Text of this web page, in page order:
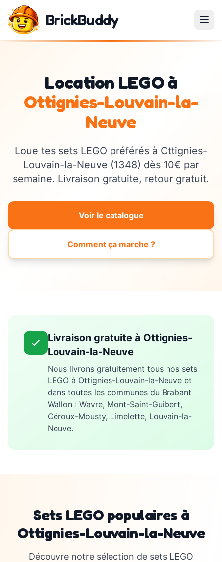
BrickBuddy
Location LEGO à
Ottignies-Louvain-la-
Neuve
Loue tes sets LEGO préférés à Ottignies-
Louvain-la-Neuve (1348) dès 10€ par
semaine. Livraison gratuite, retour gratuit.
Voir le catalogue
Comment ça marche ?
Livraison gratuite à Ottignies-
Louvain-la-Neuve
Nous livrons gratuitement tous nos sets
LEGO à Ottignies-Louvain-la-Neuve et
dans toutes les communes du Brabant
Wallon : Wavre, Mont-Saint-Guibert,
Céroux-Mousty, Limelette, Louvain-la-
Neuve.
Sets LEGO populaires à
Ottignies-Louvain-la-Neuve
Découvre notre sélection de sets LEGO